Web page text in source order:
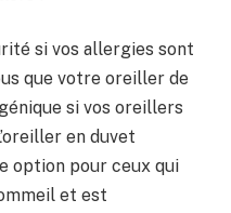
si vos allergies sont
que votre oreiller de
si vos oreillers
en duvet
option pour ceux qui
et est